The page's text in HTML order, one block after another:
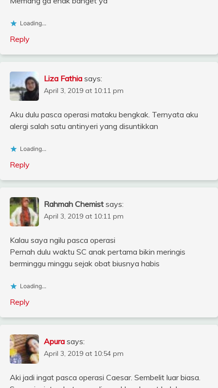
Loading...
Reply
Liza Fathia says:
April 3, 2019 at 10:11 pm
Aku dulu pasca operasi mataku bengkak. Ternyata aku
alergi salah satu antinyeri yang disuntikkan
Loading...
Reply
Rahmah Chemist says:
April 3, 2019 at 10:11 pm
Kalau saya ngilu pasca operasi
Pernah dulu waktu SC anak pertama bikin meringis
berminggu minggu sejak obat biusnya habis
Loading...
Reply
Apura says:
April 3, 2019 at 10:54 pm
Aki jadi ingat pasca operasi Caesar. Sembelit luar biasa.